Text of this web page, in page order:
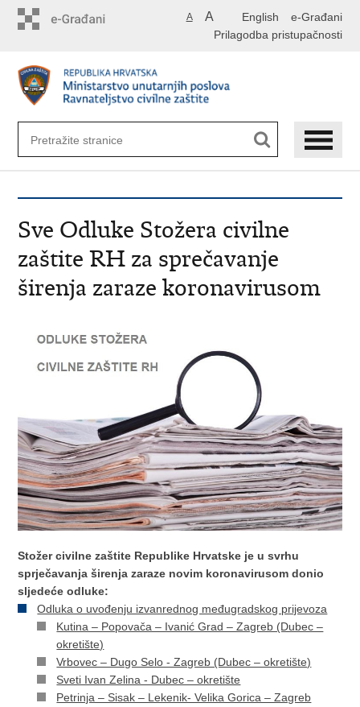
English e-Građani
A A
Prilagodba pristupačnosti
Sve Odluke Stožera civilne
zaštite RH za sprečavanje
širenja zaraze koronavirusom
Stožer civilne zaštite Republike Hrvatske je u svrhu
sprječavanja širenja zaraze novim koronavirusom donio
sljedeće odluke:
Odluka o uvođenju izvanrednog međugradskog prijevoza
Kutina – Popovača – Ivanić Grad – Zagreb (Dubec –
okretište)
Vrbovec – Dugo Selo - Zagreb (Dubec – okretište)
Sveti Ivan Zelina - Dubec – okretište
Petrinja – Sisak – Lekenik- Velika Gorica – Zagreb